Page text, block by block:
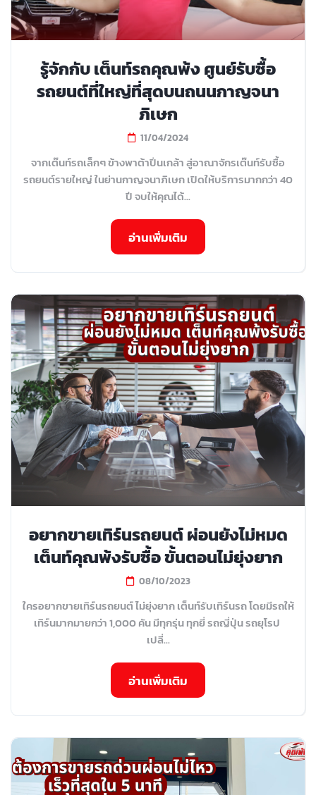
รู้จักกับ เต็นท์รถคุณพ้ง ศูนย์รับซื้อ
รถยนต์ที่ใหญ่ที่สุดบนถนนกาญจนา
ภิเษก
11/04/2024
จากเต๊นท์รถเล็กๆ ข้างพาต้าปิ่นเกล้า สู่อาณาจักรเต๊นท์รับซื้อ
รถยนต์รายใหญ่ ในย่านกาญจนาภิเษก เปิดให้บริการมากกว่า 40
ปี จบให้คุณได้...
อ่านเพิ่มเติม
อยากขายเทิร์นรถยนต์ ผ่อนยังไม่หมด
เต็นท์คุณพ้งรับซื้อ ขั้นตอนไม่ยุ่งยาก
08/10/2023
ใครอยากขายเทิร์นรถยนต์ ไม่ยุ่งยาก เต็นท์รับเทิร์นรถ โดยมีรถให้
เทิร์นมากมายกว่า 1,000 คัน มีทุกรุ่น ทุกยี่ รถญี่ปุ่น รถยุโรป
เปลี่...
อ่านเพิ่มเติม